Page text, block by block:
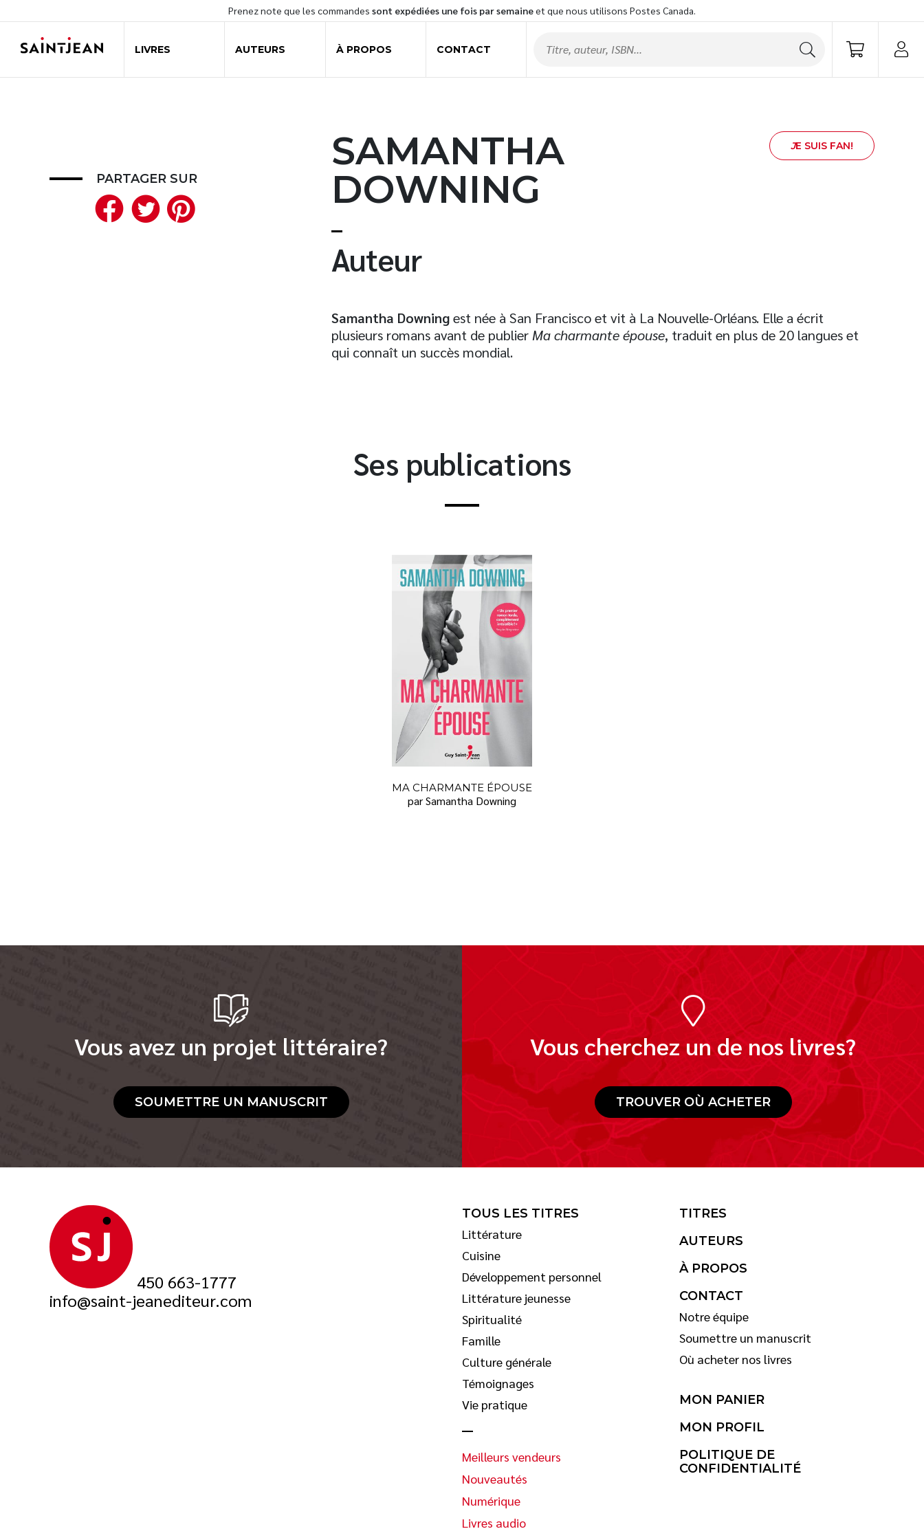
Prenez note que les commandes sont expédiées une fois par semaineet que nous utilisons Postes Canada.
LIVRES AUTEURS À PROPOS CONTACT
SAMANTHA
DOWNING
Auteur
JE SUIS FAN!
Samantha Downingest née à San Francisco et vit à La Nouvelle-Orléans. Elle a écrit
plusieurs romans avant de publier Ma charmante épouse, traduit en plus de 20 langues et
qui connaît un succès mondial.
PARTAGER SUR
Facebook
Twitter
Ses publications
MA CHARMANTE ÉPOUSE
par Samantha Downing
Vous avez un projet littéraire?
SOUMETTRE UN MANUSCRIT
Vous cherchez un de nos livres?
TROUVER OÙ ACHETER
450 663-1777
info@saint-jeanediteur.com
TOUS LES TITRES
Littérature
Cuisine
Développement personnel
Littérature jeunesse
Spiritualité
Famille
Culture générale
Témoignages
Vie pratique
Meilleurs vendeurs
Nouveautés
Numérique
Livres audio
TITRES
AUTEURS
À PROPOS
CONTACT
Notre équipe
Soumettre un manuscrit
Où acheter nos livres
MON PANIER
MON PROFIL
POLITIQUE DE
CONFIDENTIALITÉ